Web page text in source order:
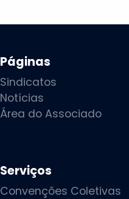
Páginas
Sindicatos
Notícias
Área do Associado
Serviços
Convenções Coletivas